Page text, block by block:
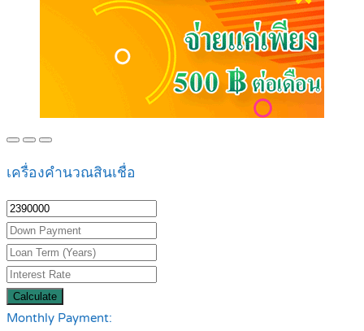
เครื่องคำนวณสินเชื่อ
Calculate
Monthly Payment: